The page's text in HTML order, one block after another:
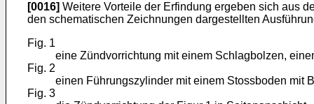
[0016] Weitere Vorteile der Erfindung ergeben sich aus
den schematischen Zeichnungen dargestellten
Fig. 1
eine Zündvorrichtung mit einem Schlagbolzen,
Fig. 2
einen Führungszylinder mit einem Stossboden mit
Fig. 3